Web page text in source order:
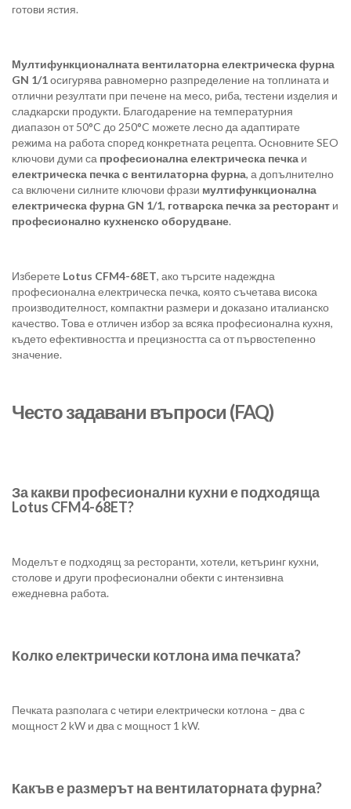
готови ястия.
Мултифункционалната вентилаторна електрическа фурна
GN 1/1осигурява равномерно разпределение на топлината и
отлични резултати при печене на месо, риба, тестени изделия и
сладкарски продукти. Благодарение на температурния
диапазон от 50°C до 250°C можете лесно да адаптирате
режима на работа според конкретната рецепта. Основните SEO
ключови думи са професионална електрическа печка и
електрическа печка с вентилаторна фурна, а допълнително
са включени силните ключови фрази мултифункционална
електрическа фурна GN 1/1, готварска печка за ресторант и
професионално кухненско оборудване.
Изберете Lotus CFM4-68ET, ако търсите надеждна
професионална електрическа печка, която съчетава висока
производителност, компактни размери и доказано италианско
качество. Това е отличен избор за всяка професионална кухня,
където ефективността и прецизността са от първостепенно
значение.
Често задавани въпроси (FAQ)
За какви професионални кухни е подходяща
Lotus CFM4-68ET?
Моделът е подходящ за ресторанти, хотели, кетъринг кухни,
столове и други професионални обекти с интензивна
ежедневна работа.
Колко електрически котлона има печката?
Печката разполага с четири електрически котлона – два с
мощност 2 kW и два с мощност 1 kW.
Какъв е размерът на вентилаторната фурна?